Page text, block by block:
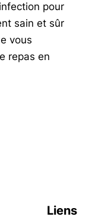
pour
sain et sûr
vous
repas en
Liens